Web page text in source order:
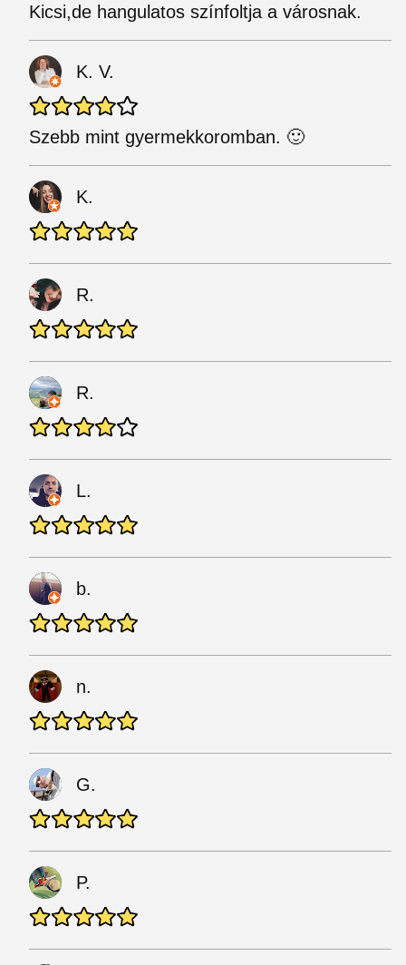
Kicsi,de hangulatos színfoltja a városnak.
K. V.
Szebb mint gyermekkoromban. 🙂
K.
R.
R.
L.
b.
n.
G.
P.